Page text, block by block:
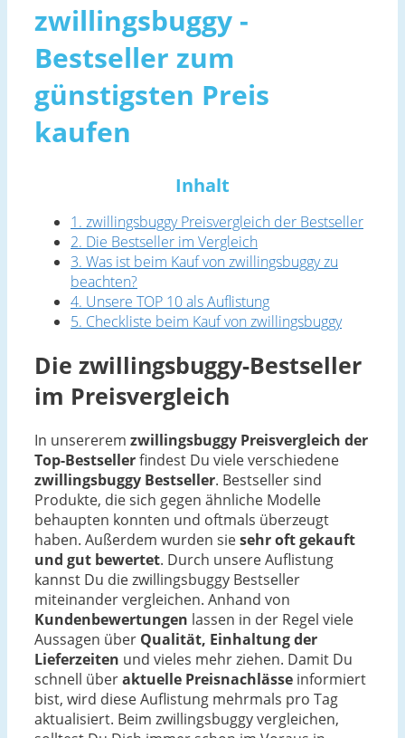
zwillingsbuggy -
Bestseller zum
günstigsten Preis
kaufen
Inhalt
1. zwillingsbuggy Preisvergleich der Bestseller
2. Die Bestseller im Vergleich
3. Was ist beim Kauf von zwillingsbuggy zu
beachten?
4. Unsere TOP 10 als Auflistung
5. Checkliste beim Kauf von zwillingsbuggy
Die zwillingsbuggy-Bestseller
im Preisvergleich
In unsererem zwillingsbuggy Preisvergleich der
Top-Bestsellerfindest Du viele verschiedene
zwillingsbuggy Bestseller. Bestseller sind
Produkte, die sich gegen ähnliche Modelle
behaupten konnten und oftmals überzeugt
haben. Außerdem wurden siesehr oft gekauft
und gut bewertet. Durch unsere Auflistung
kannst Du die zwillingsbuggy Bestseller
miteinander vergleichen. Anhand von
Kundenbewertungen lassen in der Regel viele
Aussagen über Qualität, Einhaltung der
Lieferzeiten und vieles mehr ziehen. Damit Du
schnell überaktuelle Preisnachlässe informiert
bist, wird diese Auflistung mehrmals pro Tag
aktualisiert. Beim zwillingsbuggy vergleichen,